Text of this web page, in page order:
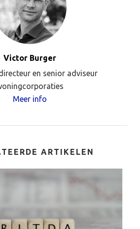
Victor Burger
en senior adviseur
Meer info
ARTIKELEN